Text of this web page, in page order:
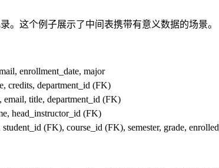
。这个例子展示了中间表携带有意义数据的场景。
enrollment_date, major
credits, department_id (FK)
title, department_id (FK)
head_instructor_id (FK)
(FK), course_id (FK), semester, grade,